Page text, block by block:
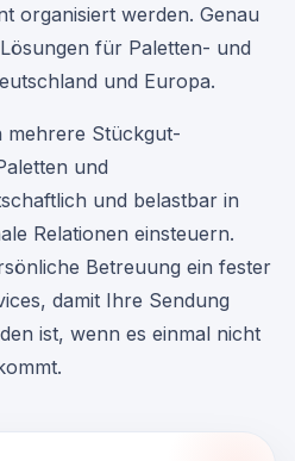
organisiert werden. Genau
für Paletten- und
und Europa.
mehrere Stückgut-
und
und belastbar in
Relationen einsteuern.
Betreuung ein fester
damit Ihre Sendung
ist, wenn es einmal nicht